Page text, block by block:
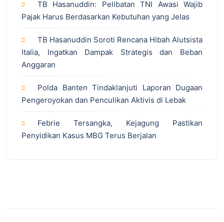
TB Hasanuddin: Pelibatan TNI Awasi Wajib
Pajak Harus Berdasarkan Kebutuhan yang Jelas
TB Hasanuddin Soroti Rencana Hibah Alutsista
Italia, Ingatkan Dampak Strategis dan Beban
Anggaran
Polda Banten Tindaklanjuti Laporan Dugaan
Pengeroyokan dan Penculikan Aktivis di Lebak
Febrie Tersangka, Kejagung Pastikan
Penyidikan Kasus MBG Terus Berjalan